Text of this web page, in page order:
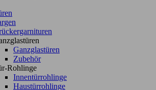
Ganzglastüren
Zubehör
Rohlinge
Innentürrohlinge
Haustürrohlinge